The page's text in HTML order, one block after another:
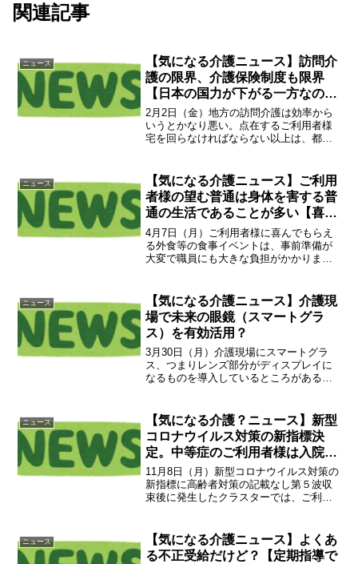
関連記事
ニュース
【気になる介護ニュース】訪問介
護の限界、介護保険制度も限界
【日本の国力が下がる一方なの
に、サービス向上は無理】
2月2日（金）地方の訪問介護は効率から
いうとかなり悪い。点在するご利用者様
宅を回らなければならない以上は、都市
に集めるのが一番。ただ、田舎ほど先祖
伝来の土地に対する思い...
ニュース
【気になる介護ニュース】ご利用
者様の望む普通は身体を害する普
通の生活であることが多い【喜ん
でもらうアイディアを実行できな
い】
4月7日（月）ご利用者様に喜んでもらえ
る外食等の食事イベントは、事前準備が
大変で職員にも大きな負担がかかりま
は非常に高いです。ただし、それを日常
に取り入れて良いかという...
ニュース
【気になる介護ニュース】介護現
場で未来の眼鏡（スマートグラ
ス）を有効活用？
3月30日（月）介護現場にスマートグラ
ス、つまりレンズ部分がディスプレイに
なるものを導入しているところがあるよ
訳が必要なのは介護職員以前の問題。
外国人採用により頭数だ...
ニュース
【気になる介護？ニュース】新型
コロナウイルス対策の新指標決
定。中等症のご利用者様は入院さ
せてくれるかな？
11月8日（月）新型コロナウイルス対策の
新指標に高齢者対策の記載なし第５波収
束後に発生したクラスターでは、ご利用
どうなるのでしょうか？市中の感染が増
加した段階で、ご利用...
ニュース
【気になる介護ニュース】よくあ
る不正受給だけど？【定期指導で